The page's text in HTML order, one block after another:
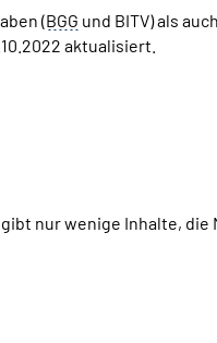
(BGG und BITV) als
aktualisiert.
nur wenige Inhalte, die